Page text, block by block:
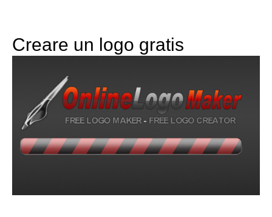
Creare un logo gratis